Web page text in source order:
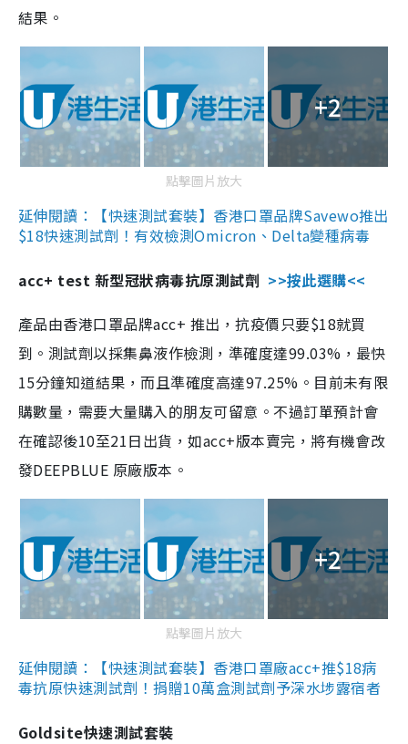
結果。
+2
點擊圖片放大
延伸閱讀：【快速測試套裝】香港口罩品牌Savewo推出
$18快速測試劑！有效檢測Omicron、Delta變種病毒
acc+ test 新型冠狀病毒抗原測試劑 >>按此選購<<
產品由香港口罩品牌acc+ 推出，抗疫價只要$18就買
到。測試劑以採集鼻液作檢測，準確度達99.03%，最快
15分鐘知道結果，而且準確度高達97.25%。目前未有限
購數量，需要大量購入的朋友可留意。不過訂單預計會
在確認後10至21日出貨，如acc+版本賣完，將有機會改
發DEEPBLUE 原廠版本。
+2
點擊圖片放大
延伸閱讀：【快速測試套裝】香港口罩廠acc+推$18病
毒抗原快速測試劑！捐贈10萬盒測試劑予深水埗露宿者
Goldsite快速測試套裝